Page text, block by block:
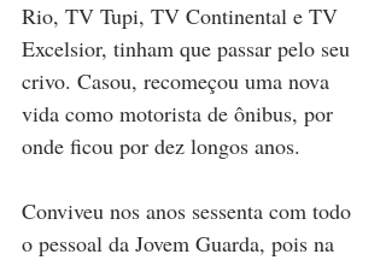
Rio, TV Tupi, TV Continental e TV
Excelsior, tinham que passar pelo seu
crivo. Casou, recomeçou uma nova
vida como motorista de ônibus, por
onde ficou por dez longos anos.
Conviveu nos anos sessenta com todo
o pessoal da Jovem Guarda, pois na